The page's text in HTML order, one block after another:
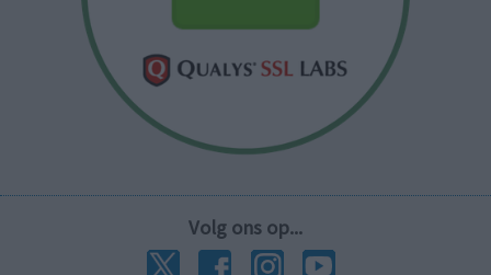
Volg ons op...